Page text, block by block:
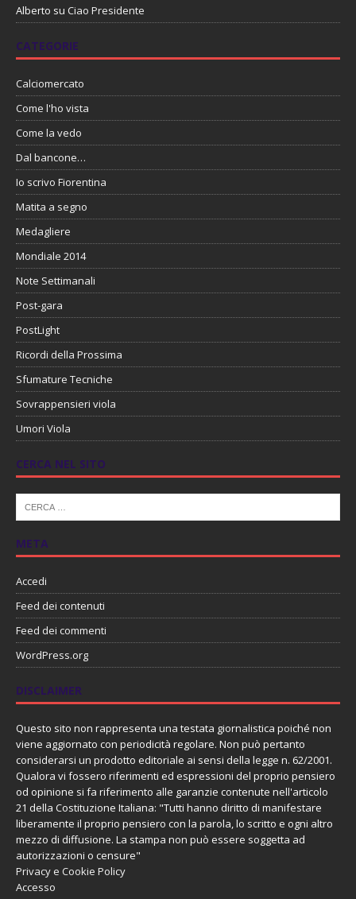
Alberto su Ciao Presidente
CATEGORIE
Calciomercato
Come l'ho vista
Come la vedo
Dal bancone…
Io scrivo Fiorentina
Matita a segno
Medagliere
Mondiale 2014
Note Settimanali
Post-gara
PostLight
Ricordi della Prossima
Sfumature Tecniche
Sovrappensieri viola
Umori Viola
CERCA NEL SITO
META
Accedi
Feed dei contenuti
Feed dei commenti
WordPress.org
DISCLAIMER
Questo sito non rappresenta una testata giornalistica poiché non
viene aggiornato con periodicità regolare. Non può pertanto
considerarsi un prodotto editoriale ai sensi della legge n. 62/2001.
Qualora vi fossero riferimenti ed espressioni del proprio pensiero
od opinione si fa riferimento alle garanzie contenute nell'articolo
21 della Costituzione Italiana: "Tutti hanno diritto di manifestare
liberamente il proprio pensiero con la parola, lo scritto e ogni altro
mezzo di diffusione. La stampa non può essere soggetta ad
autorizzazioni o censure"
Privacy e Cookie Policy
Accesso